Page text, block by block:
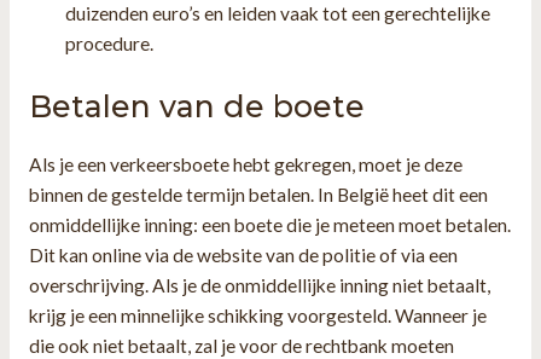
duizenden euro’s en leiden vaak tot een gerechtelijke
procedure.
Betalen van de boete
Als je een verkeersboete hebt gekregen, moet je deze
binnen de gestelde termijn betalen. In België heet dit een
onmiddellijke inning: een boete die je meteen moet betalen.
Dit kan online via de website van de politie of via een
overschrijving. Als je de onmiddellijke inning niet betaalt,
krijg je een minnelijke schikking voorgesteld. Wanneer je
die ook niet betaalt, zal je voor de rechtbank moeten